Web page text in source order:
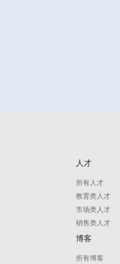
人才
所有人才
教育类人才
市场类人才
销售类人才
博客
所有博客